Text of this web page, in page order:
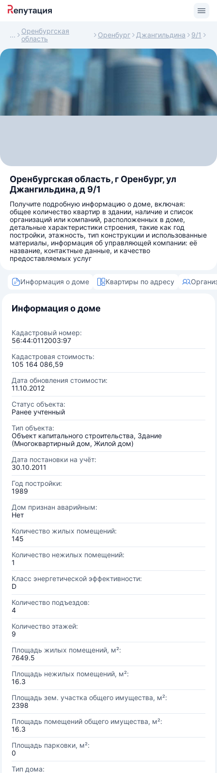
Оренбургская
область
Оренбург Джангильдина 9/1
Оренбургская область, г Оренбург, ул
Джангильдина, д 9/1
Получите подробную информацию о доме, включая:
общее количество квартир в здании, наличие и список
организаций или компаний, расположенных в доме,
детальные характеристики строения, такие как год
постройки, этажность, тип конструкции и использованные
материалы, информация об управляющей компании: её
название, контактные данные, и качество
предоставляемых услуг
Информация о доме Квартиры по адресу
Информация о доме
Кадастровый номер:
56:44:0112003:97
Кадастровая стоимость:
105 164 086,59
Дата обновления стоимости:
11.10.2012
Статус объекта:
Ранее учтенный
Тип объекта:
Объект капитального строительства, Здание
(Многоквартирный дом, Жилой дом)
Дата постановки на учёт:
30.10.2011
Год постройки:
1989
Дом признан аварийным:
Нет
Количество жилых помещений:
145
Количество нежилых помещений:
1
Класс энергетической эффективности:
D
Количество подъездов:
4
Количество этажей:
9
Площадь жилых помещений, м²:
7649.5
Площадь нежилых помещений, м²:
16.3
Площадь зем. участка общего имущества, м²:
2398
Площадь помещений общего имущества, м²:
16.3
Площадь парковки, м²:
0
Тип дома: